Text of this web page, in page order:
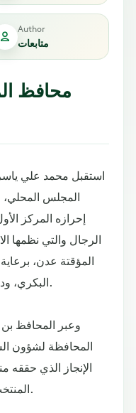
Author
متابعات
محافظ
استقبل محمد علي
المجلس
إحرازه المركز
الرجال والتي نظمها
المؤقتة عدن،
البكري، ودعم صندوق رعاية النشء والشباب.
وعبر المحافظ
المحافظة لشؤون
الإنجاز الذي حققه
المنتخب التي تكللت بالفوز بالمركز الأول.